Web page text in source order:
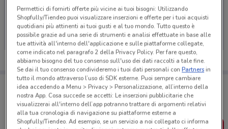
Ci dispiace, al momento non abbiamo pubblicato
volantini nella tua zona. Riprova più tardi.
Porta DoveConviene sempre con te!
Puoi trovare le migliori offerte dei negozi vicino a te,
salvarle e creare la tua lista del risparmio, comodamente
dal tuo cellulare.
Permettici di fornirti offerte più vicine ai tuoi bisogni: Utilizzando
Shopfully/Tiendeo puoi visualizzare inserzioni e offerte per i tuoi acquisti
quotidiani più attinenti ai tuoi gusti e al tuo mondo. Tutto questo è
possibile grazie ad una serie di strumenti e analisi effettuate in base alle
tue attività all'interno dell'applicazione e sulle piattaforme collegate,
come indicato nel paragrafo 2 della Privacy Policy. Per fare questo,
abbiamo bisogno del tuo consenso sull'uso dei dati raccolti a tale fine.
Se dai il tuo consenso condivideremo i tuoi dati personali conPartnersin
tutto il mondo attraverso l’uso di SDK esterne. Puoi sempre cambiare
idea accedendo a Menu > Privacy > Personalizzazione, all’interno della
nostra App. Cosa succede se accetti: Le inserzioni pubblicitarie che
visualizzerai all'interno dell’app potranno trattare di argomenti relativi
alla tua cronologia di navigazione su piattaforme esterne a
Shopfully/Tiendeo. Ad esempio, se un servizio a noi collegato ci informa